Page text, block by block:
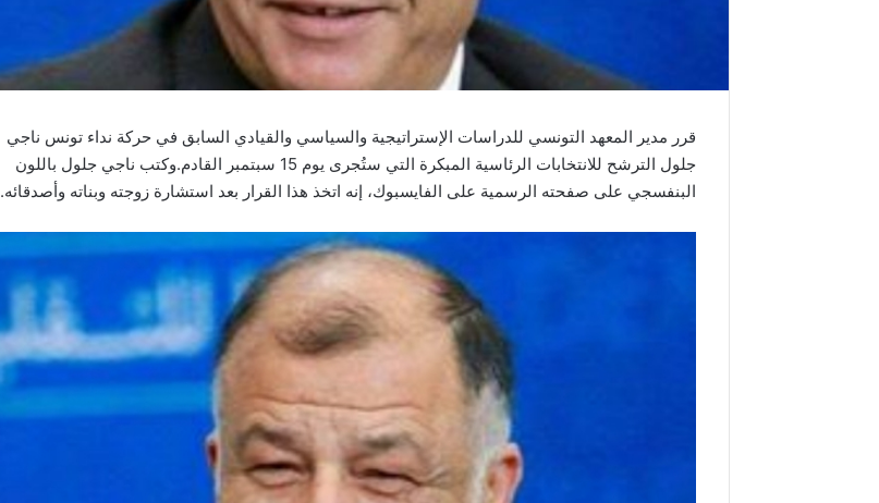
قرر مدير المعهد التونسي للدراسات الإستراتيجية والسياسي والقيادي السابق في حركة نداء تونس ناجي
جلول الترشح للانتخابات الرئاسية المبكرة التي ستُجرى يوم 15 سبتمبر القادم.وكتب ناجي جلول باللون
البنفسجي على صفحته الرسمية على الفايسبوك، إنه اتخذ هذا القرار بعد استشارة زوجته وبناته وأصدقائه.